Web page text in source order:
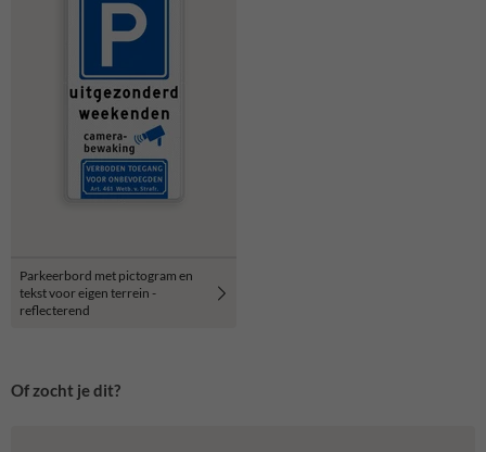
Parkeerbord met pictogram en
tekst voor eigen terrein -
reflecterend
Of zocht je dit?